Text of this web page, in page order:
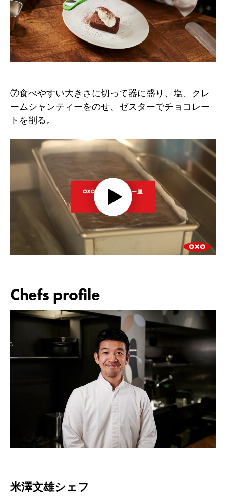
⑦食べやすい大きさに切って器に盛り、塩、クレ
ームシャンティーをのせ、ゼスターでチョコレー
トを削る。
Chefs profile
米澤文雄シェフ